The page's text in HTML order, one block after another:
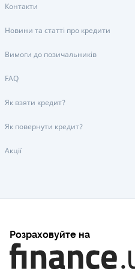
Контакти
Новини та статті про кредити
Вимоги до позичальників
FAQ
Як взяти кредит?
Як повернути кредит?
Акції
Розраховуйте на